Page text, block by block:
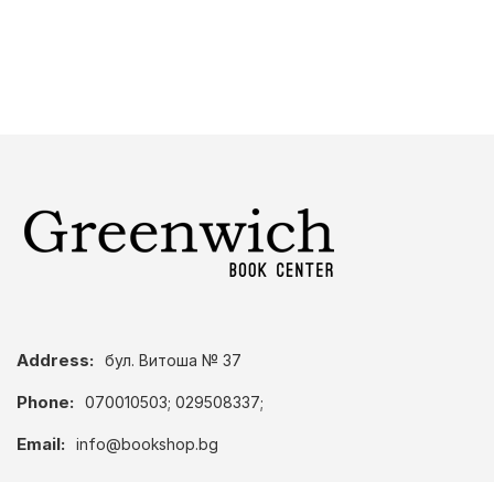
Address: бул. Витоша № 37
Phone: 070010503; 029508337;
Email: info@bookshop.bg